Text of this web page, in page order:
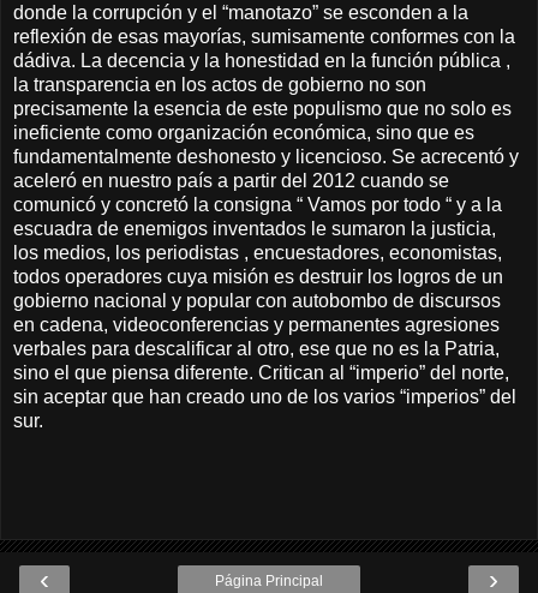
donde la corrupción y el “manotazo” se esconden a la
reflexión de esas mayorías, sumisamente conformes con la
dádiva. La decencia y la honestidad en la función pública ,
la transparencia en los actos de gobierno no son
precisamente la esencia de este populismo que no solo es
ineficiente como organización económica, sino que es
fundamentalmente deshonesto y licencioso. Se acrecentó y
aceleró en nuestro país a partir del 2012 cuando se
comunicó y concretó la consigna “ Vamos por todo “ y a la
escuadra de enemigos inventados le sumaron la justicia,
los medios, los periodistas , encuestadores, economistas,
todos operadores cuya misión es destruir los logros de un
gobierno nacional y popular con autobombo de discursos
en cadena, videoconferencias y permanentes agresiones
verbales para descalificar al otro, ese que no es la Patria,
sino el que piensa diferente. Critican al “imperio” del norte,
sin aceptar que han creado uno de los varios “imperios” del
sur.
‹ ›
Página Principal